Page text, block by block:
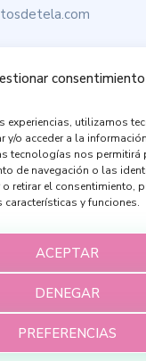
consentimiento
experiencias, utilizamos
y/o acceder a la
tecnologías nos permitirá
de navegación o las
retirar el consentimiento,
características y funciones.
ACEPTAR
DENEGAR
PREFERENCIAS
de Privacidad